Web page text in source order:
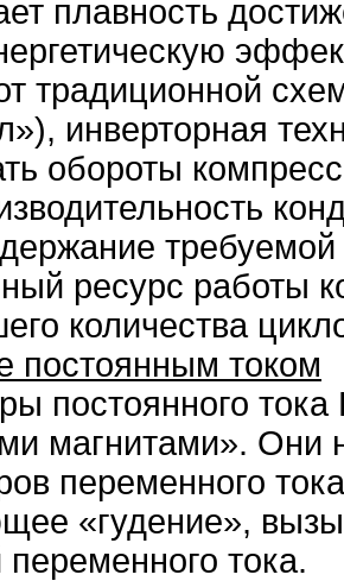
плавность
традиционной
инверторная
обороты
ресурс работы
количества
постоянным током
постоянного
магнитами».
переменного
«гудение»,
переменного тока.